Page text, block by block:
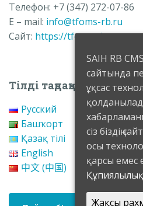
Телефон: +7 (347) 272-07-86
E – mail: info@tfoms-rb.ru
Сайт: https://tfoms-rb.ru
Тілді таңдаңыз
Русский
Башҡорт
Қазақ тілі
English
中文 (中国)
SAIH RB
сайтында
ұқсас
сіз біздің
осы
қарсы емес
Жақсы